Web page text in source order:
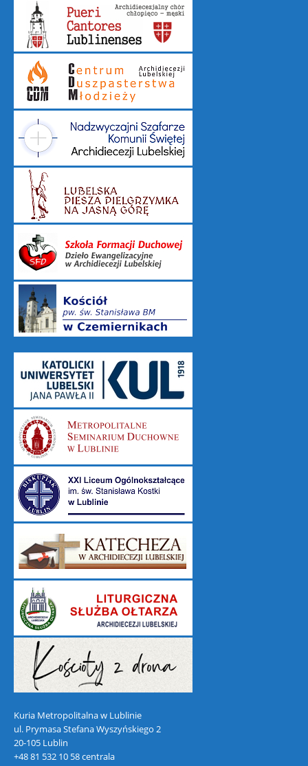
Kuria Metropolitalna w Lublinie
ul. Prymasa Stefana Wyszyńskiego 2
20-105 Lublin
+48 81 532 10 58 centrala